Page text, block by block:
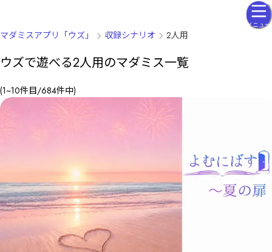
メニュー
マダミスアプリ「ウズ」 収録シナリオ 2人用
ウズで遊べる2人用のマダミス一覧
(1~10件目/684件中)